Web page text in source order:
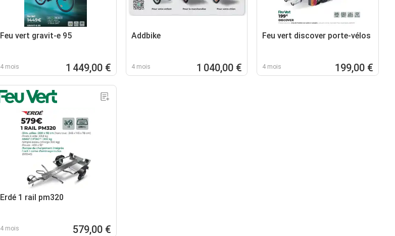
Feu vert gravit-e 95
4 mois 1 449,00 €
Addbike
4 mois 1 040,00 €
Feu vert discover porte-vélos
4 mois 199,00 €
Erdé 1 rail pm320
4 mois 579,00 €